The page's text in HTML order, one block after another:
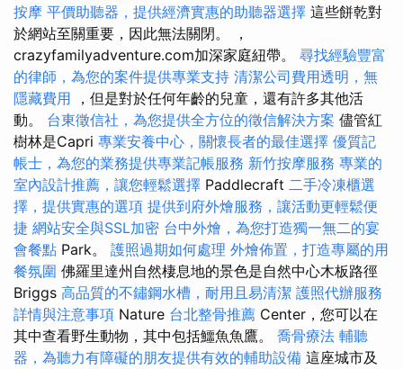
按摩 平價助聽器，提供經濟實惠的助聽器選擇 這些餅乾對
於網站至關重要，因此無法關閉。 ，
crazyfamilyadventure.com加深家庭紐帶。 尋找經驗豐富
的律師，為您的案件提供專業支持 清潔公司費用透明，無
隱藏費用 ，但是對於任何年齡的兒童，還有許多其他活
動。 台東徵信社，為您提供全方位的徵信解決方案 儘管紅
樹林是Capri 專業安養中心，關懷長者的最佳選擇 優質記
帳士，為您的業務提供專業記帳服務 新竹按摩服務 專業的
室內設計推薦，讓您輕鬆選擇 Paddlecraft 二手冷凍櫃選
擇，提供實惠的選項 提供到府外燴服務，讓活動更輕鬆便
捷 網站安全與SSL加密 台中外燴，為您打造獨一無二的宴
會餐點 Park。 護照過期如何處理 外燴佈置，打造專屬的用
餐氛圍 佛羅里達州自然棲息地的景色是自然中心木板路徑
Briggs 高品質的不鏽鋼水槽，耐用且易清潔 護照代辦服務
詳情與注意事項 Nature 台北整骨推薦 Center，您可以在
其中查看野生動物，其中包括鱷魚魚鷹。 喬骨療法 輔聽
器，為聽力有障礙的朋友提供有效的輔助設備 這座城市及